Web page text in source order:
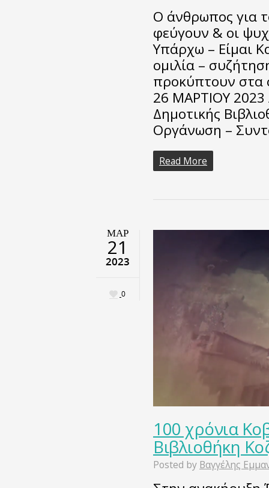
Ο άνθρωπος για
φεύγουν & οι
Υπάρχω – Είμαι
ομιλία –
προκύπτουν στα
26 ΜΑΡΤΙΟΥ 2023
Δημοτικής
Οργάνωση –
Read More
ΜΑΡ
21
2023
0
100 χρόνια
Βιβλιοθήκη
Posted by Βαγγέλης